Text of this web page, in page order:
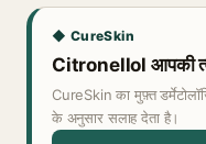
◆ CureSkin
Citronellol आपकी
CureSkin का मुफ़्त
के अनुसार सलाह देता है।